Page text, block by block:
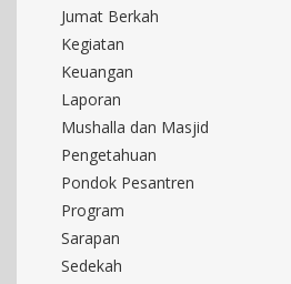
Jumat Berkah
Kegiatan
Keuangan
Laporan
Mushalla dan Masjid
Pengetahuan
Pondok Pesantren
Program
Sarapan
Sedekah